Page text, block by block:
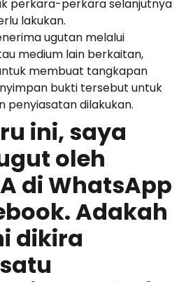
perkara-perkara selanjutnya
lakukan.
ugutan melalui
medium lain berkaitan,
membuat tangkapan
bukti tersebut untuk
penyiasatan dilakukan.
ini, saya
oleh
di WhatsApp
Adakah
dikira